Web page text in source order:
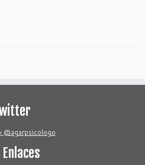
@agarpsicologo
Enlaces